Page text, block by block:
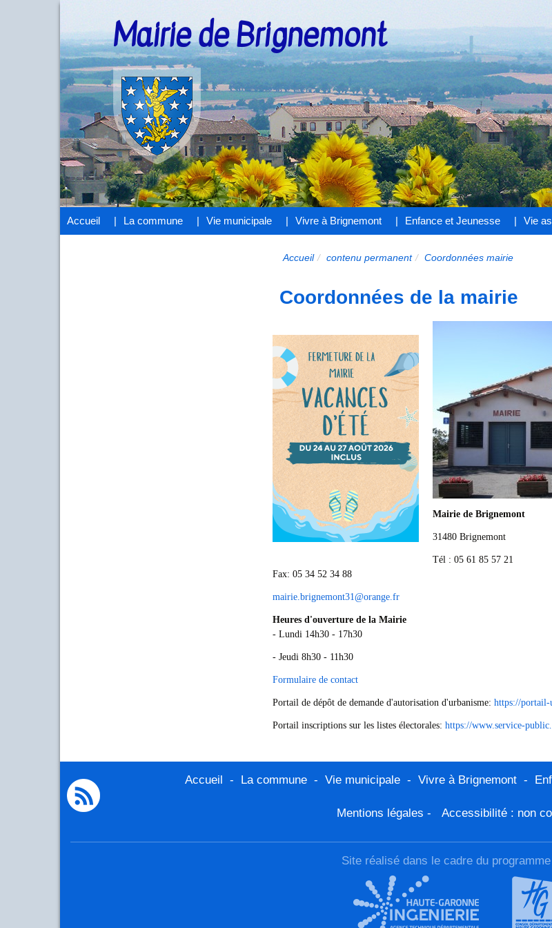
Mairie de Brignemont
Accueil La commune Vie municipale Vivre à Brignemont Enfance et Jeunesse Vie
Accueil contenu permanent Coordonnées mairie
Coordonnées de la mairie
Mairie de Brignemont
31480 Brignemont
Tél : 05 61 85 57 21
Fax: 05 34 52 34 88
mairie.brignemont31@orange.fr
Heures d'ouverture de la Mairie
- Lundi 14h30 - 17h30
- Jeudi 8h30 - 11h30
Formulaire de contact
Portail de dépôt de demande d'autorisation d'urbanisme: https://portail-
Portail inscriptions sur les listes électorales: https://www.service-
Accueil - La commune - Vie municipale - Vivre à Brignemont -
Mentions légales - Accessibilité : non
Site réalisé dans le cadre du